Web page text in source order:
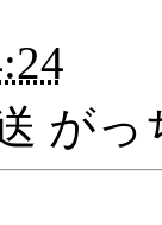
が